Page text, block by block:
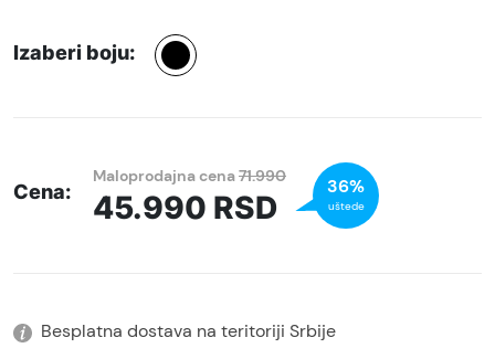
Izaberi boju:
Cena:
Maloprodajna cena71.990
45.990 RSD
36%
uštede
Besplatna dostava na teritoriji Srbije